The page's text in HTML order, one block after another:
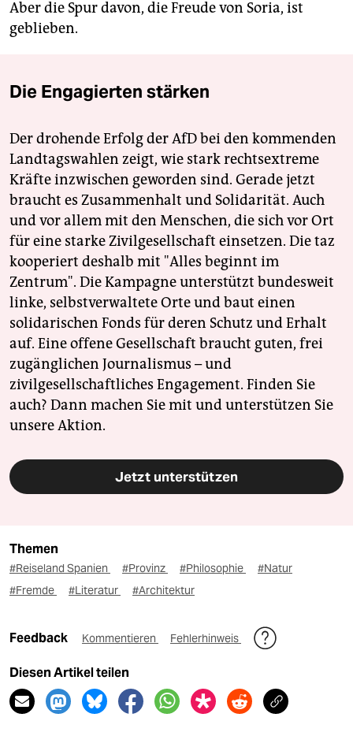
Aber die Spur davon, die Freude von Soria, ist
geblieben.
Die Engagierten stärken
Der drohende Erfolg der AfD bei den kommenden
Landtagswahlen zeigt, wie stark rechtsextreme
Kräfte inzwischen geworden sind. Gerade jetzt
braucht es Zusammenhalt und Solidarität. Auch
und vor allem mit den Menschen, die sich vor Ort
für eine starke Zivilgesellschaft einsetzen. Die taz
kooperiert deshalb mit "Alles beginnt im
Zentrum". Die Kampagne unterstützt bundesweit
linke, selbstverwaltete Orte und baut einen
solidarischen Fonds für deren Schutz und Erhalt
auf. Eine offene Gesellschaft braucht guten, frei
zugänglichen Journalismus – und
zivilgesellschaftliches Engagement. Finden Sie
auch? Dann machen Sie mit und unterstützen Sie
unsere Aktion.
Jetzt unterstützen
Themen
#Reiseland Spanien #Provinz #Philosophie
#Natur
#Fremde
#Literatur #Architektur
Feedback Kommentieren Fehlerhinweis
Diesen Artikel teilen